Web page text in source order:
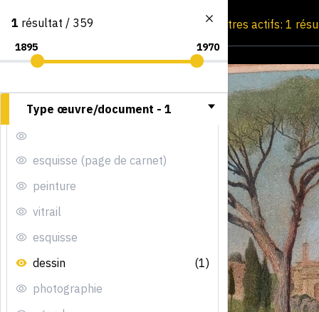
Consultation par image Filtres actifs: 1
1 résultat / 359
Type œuvre/document - 1
esquisse (page de carnet)
peinture
vitrail
esquisse
dessin
(1)
photographie